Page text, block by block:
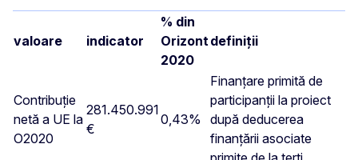
valoare indicator
% din
Orizont
2020
definiții
Contribuție
netă a UE la
O2020
281.450.991
€
0,43%
Finanțare primită de
participanții la proiect
după deducerea
finanțării asociate